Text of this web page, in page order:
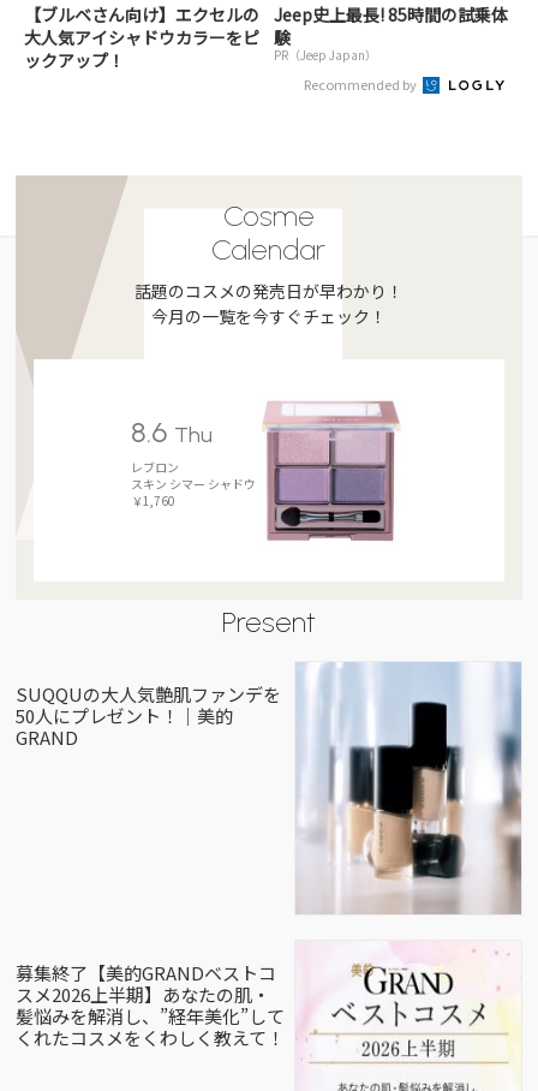
【ブルベさん向け】エクセルの
大人気アイシャドウカラーをピ
ックアップ！
Jeep史上最長! 85時間の試乗体
験
PR（Jeep Japan）
Recommended by
Cosme
Calendar
話題のコスメの発売日が早わかり！
今月の一覧を今すぐチェック！
8.6 Thu
レブロン
スキン シマー シャドウ
￥1,760
Present
SUQQUの大人気艶肌ファンデを
50人にプレゼント！｜美的
GRAND
募集終了【美的GRANDベストコ
スメ2026上半期】あなたの肌・
髪悩みを解消し、”経年美化”して
くれたコスメをくわしく教えて！